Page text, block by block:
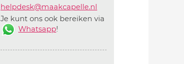
helpdesk@maakcapelle.nl
Je kunt ons ook bereiken via
Whatsapp!